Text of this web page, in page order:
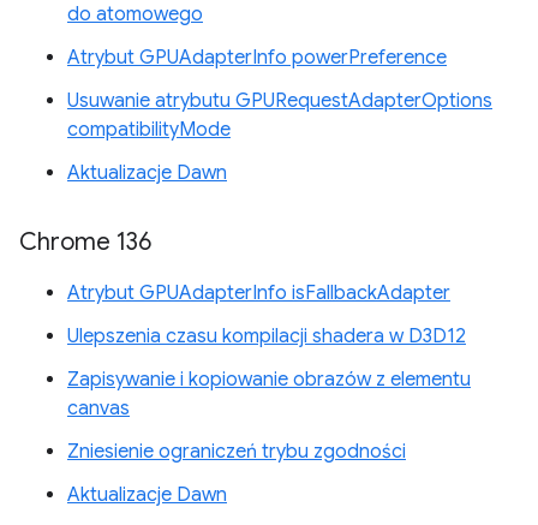
do atomowego
Atrybut GPUAdapterInfo powerPreference
Usuwanie atrybutu GPURequestAdapterOptions
compatibilityMode
Aktualizacje Dawn
Chrome 136
Atrybut GPUAdapterInfo isFallbackAdapter
Ulepszenia czasu kompilacji shadera w D3D12
Zapisywanie i kopiowanie obrazów z elementu
canvas
Zniesienie ograniczeń trybu zgodności
Aktualizacje Dawn